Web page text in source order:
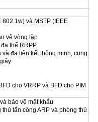
802.1w) và MSTP (IEEE
vệ vòng lặp
thể RRPP
đa liên kết thông minh, cung
cho VRRP và BFD cho PIM
bảo vệ mật khẩu
tấn công ARP và phòng thủ